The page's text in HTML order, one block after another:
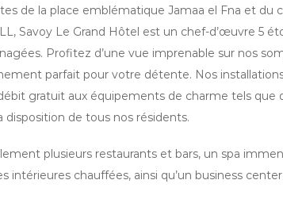
de la place emblématique Jamaa el Fna et du
Savoy Le Grand Hôtel est un chef-d’œuvre 5
Profitez d’une vue imprenable sur nos
parfait pour votre détente. Nos
gratuit aux équipements de charme tels que
disposition de tous nos résidents.
plusieurs restaurants et bars, un spa
intérieures chauffées, ainsi qu’un business